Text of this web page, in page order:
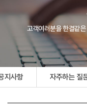
고객여러분을 한결같
지사항 자주하는 질